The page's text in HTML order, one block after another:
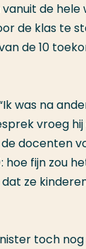
de hele
de klas te
de 10
was na
vroeg
docenten
fijn zou
ze
toch